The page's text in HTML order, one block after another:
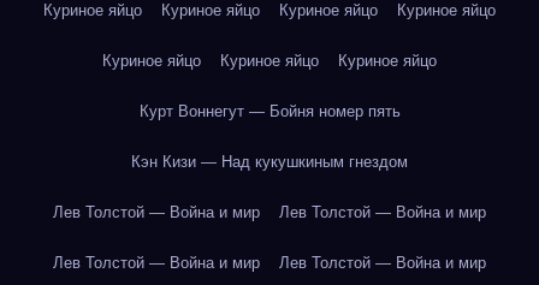
Куриное яйцо Куриное яйцо Куриное яйцо Куриное яйцо
Куриное яйцо Куриное яйцо Куриное яйцо
Курт Воннегут — Бойня номер пять
Кэн Кизи — Над кукушкиным гнездом
Лев Толстой — Война и мир Лев Толстой — Война и мир
Лев Толстой — Война и мир Лев Толстой — Война и мир